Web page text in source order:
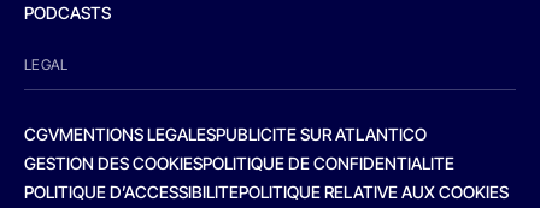
PODCASTS
LEGAL
CGVMENTIONS LEGALESPUBLICITE SUR ATLANTICO
GESTION DES COOKIESPOLITIQUE DE CONFIDENTIALITE
POLITIQUE D’ACCESSIBILITEPOLITIQUE RELATIVE AUX COOKIES